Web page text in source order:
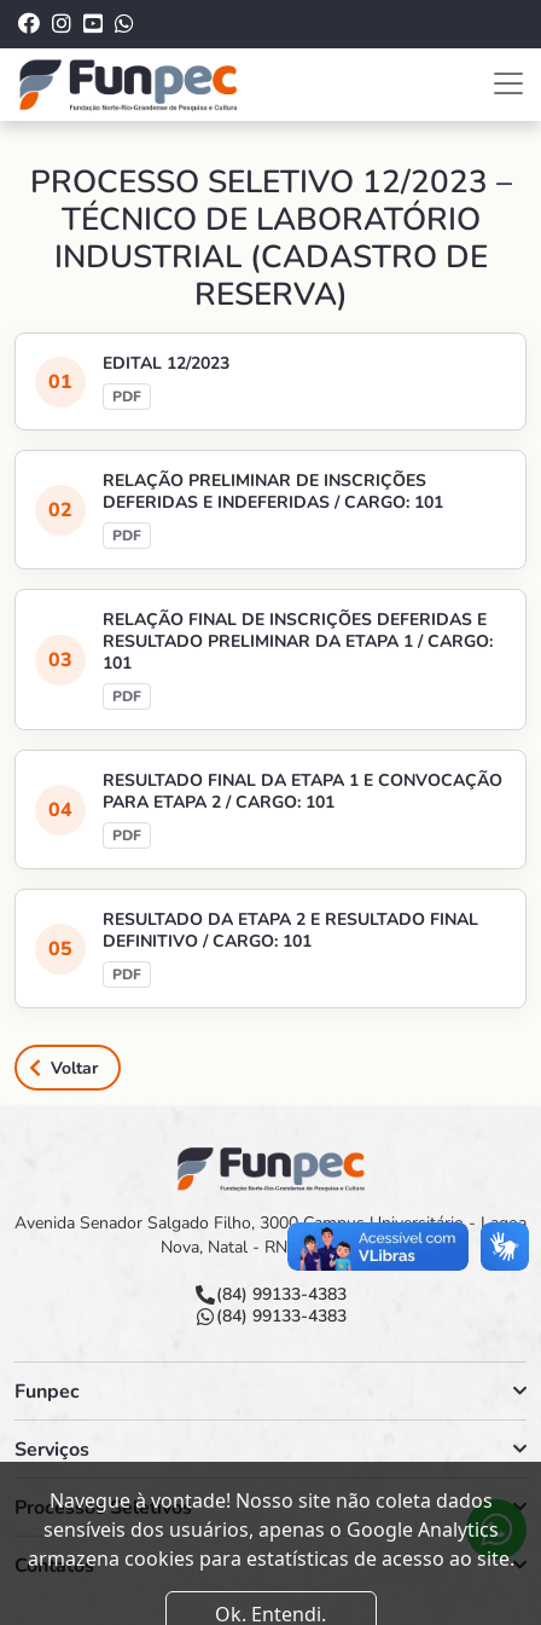
PROCESSO SELETIVO 12/2023 –
TÉCNICO DE LABORATÓRIO
INDUSTRIAL (CADASTRO DE
RESERVA)
EDITAL 12/2023
RELAÇÃO PRELIMINAR DE INSCRIÇÕES
DEFERIDAS E INDEFERIDAS / CARGO: 101
RELAÇÃO FINAL DE INSCRIÇÕES DEFERIDAS E
RESULTADO PRELIMINAR DA ETAPA 1 / CARGO:
101
RESULTADO FINAL DA ETAPA 1 E CONVOCAÇÃO
PARA ETAPA 2 / CARGO: 101
RESULTADO DA ETAPA 2 E RESULTADO FINAL
DEFINITIVO / CARGO: 101
Voltar
Avenida Senador Salgado Filho, 3000 Campus Universitário - Lagoa
Nova, Natal - RN, 59078-900
(84) 99133-4383
(84) 99133-4383
Funpec
Serviços
Processos Seletivos
Contatos
Navegue à vontade! Nosso site não coleta dados
sensíveis dos usuários, apenas o Google Analytics
armazena cookies para estatísticas de acesso ao site.
Ok. Entendi.